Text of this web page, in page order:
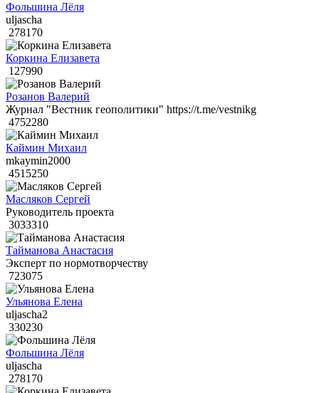
Фольшина Лёля
uljascha
278170
Коркина Елизавета
127990
Розанов Валерий
Журнал "Вестник геополитики" https://t.me/vestnikg
4752280
Каймин Михаил
mkaymin2000
4515250
Масляков Сергей
Руководитель проекта
3033310
Тайманова Анастасия
Эксперт по нормотворчеству
723075
Ульянова Елена
uljascha2
330230
Фольшина Лёля
uljascha
278170